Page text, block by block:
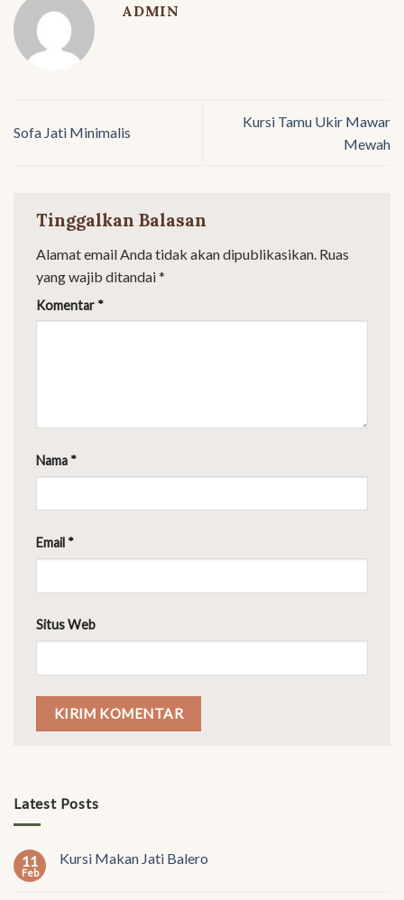
ADMIN
Sofa Jati Minimalis
Kursi Tamu Ukir Mawar
Mewah
Tinggalkan Balasan
Alamat email Anda tidak akan dipublikasikan. Ruas
yang wajib ditandai*
Komentar *
Nama *
Email *
Situs Web
Latest Posts
11
Feb
Kursi Makan Jati Balero